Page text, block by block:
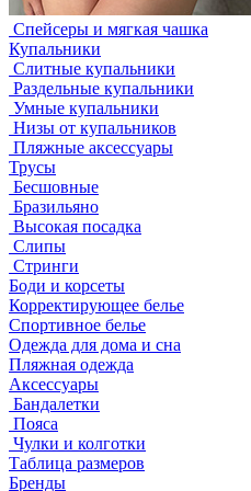
Спейсеры и мягкая чашка
Купальники
Слитные купальники
Раздельные купальники
Умные купальники
Низы от купальников
Пляжные аксессуары
Трусы
Бесшовные
Бразильяно
Высокая посадка
Слипы
Стринги
Боди и корсеты
Корректирующее белье
Спортивное белье
Одежда для дома и сна
Пляжная одежда
Аксессуары
Бандалетки
Пояса
Чулки и колготки
Таблица размеров
Бренды